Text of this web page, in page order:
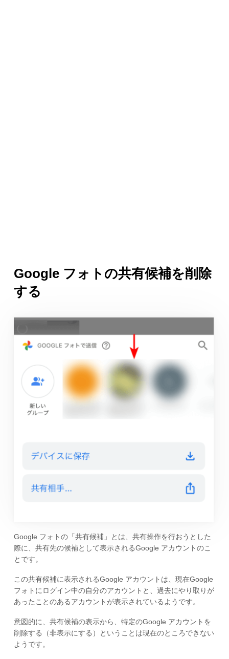
Google フォトの共有候補を削除
する
Google フォトの「共有候補」とは、共有操作を行おうとした
際に、共有先の候補として表示されるGoogle アカウントのこ
とです。
この共有候補に表示されるGoogle アカウントは、現在Google
フォトにログイン中の自分のアカウントと、過去にやり取りが
あったことのあるアカウントが表示されているようです。
意図的に、共有候補の表示から、特定のGoogle アカウントを
削除する（非表示にする）ということは現在のところできない
ようです。